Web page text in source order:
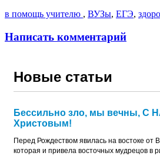
в помощь учителю , ВУЗы, ЕГЭ,
Написать комментарий
Новые статьи
Бессильно зло, мы вечны, С
Христовым!
Перед Рождеством явилась на востоке от
которая и привела восточных мудрецов в